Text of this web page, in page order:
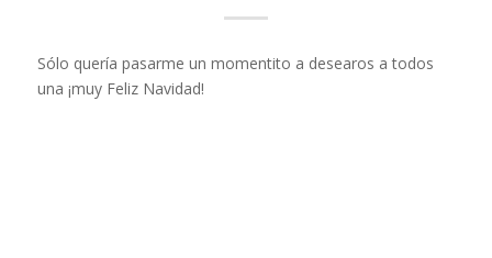
Sólo quería pasarme un momentito a desearos a todos
una ¡muy Feliz Navidad!